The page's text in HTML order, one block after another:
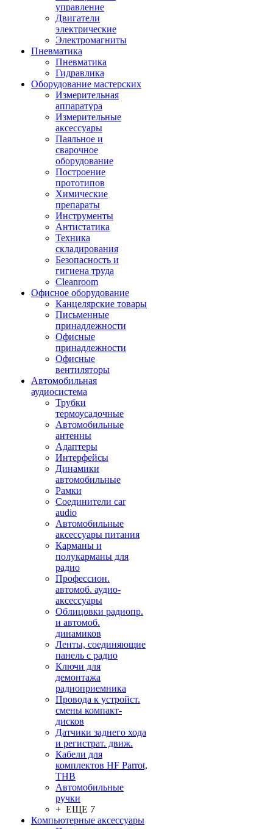
управление
Двигатели
электрические
Электромагниты
Пневматика
Пневматика
Гидравлика
Оборудование мастерских
Измерительная
аппаратура
Измерительные
аксессуары
Паяльное и
сварочное
оборудование
Построение
прототипов
Химические
препараты
Инструменты
Aнтистатика
Техника
складирования
Безопасность и
гигиена труда
Cleanroom
Офисное оборудование
Канцелярские товары
Письменные
принадлежности
Офисные
принадлежности
Офисные
вентиляторы
Автомобильная
аудиосистема
Трубки
термоусадочные
Автомобильные
антенны
Адаптеры
Интерфейсы
Динамики
автомобильные
Рамки
Соединители car
audio
Автомобильные
аксессуары питания
Карманы и
полукарманы для
радио
Профессион.
автомоб. аудио-
аксессуары
Облицовки радиопр.
и автомоб.
динамиков
Ленты, соединяющие
панель с радио
Ключи для
демонтажа
радиоприемника
Провода к устройст.
смены компакт-
дисков
Датчики заднего хода
и регистрат. движ.
Кабели для
комплектов HF Parrot,
THB
Автомобильные
ручки
+ ЕЩЕ 7
Компьютерные аксессуары